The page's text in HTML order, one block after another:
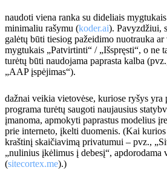
naudoti viena ranka su dideliais
minimaliu rašymu (koder.ai). Pavyzdžiui,
galėtų būti tiesiog pažeidimo nuotrauka ar
mygtukais „Patvirtinti“ / „Išspręsti“, o ne
turėtų būti naudojama paprasta kalba
„AAP įspėjimas“).
dažnai veikia vietovėse, kuriose ryšys yra
programa turėtų saugoti naujausius
įmanoma, apmokyti paprastus modelius
prie interneto, įkelti duomenis. (Kai kurios
kraštinį skaičiavimą privatumui – pvz.,
„nulinius įkėlimus į debesį“, apdorodama
(sitecortex.me).)